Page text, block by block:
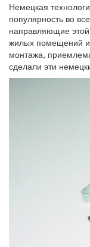
Немецкая
популярность во
направляющие
жилых помещений
монтажа,
сделали эти